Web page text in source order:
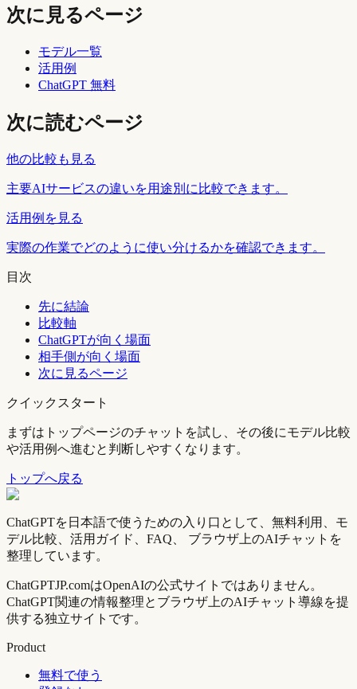
次に見るページ
モデル一覧
活用例
ChatGPT 無料
次に読むページ
他の比較も見る
主要AIサービスの違いを用途別に比較できます。
活用例を見る
実際の作業でどのように使い分けるかを確認できます。
目次
先に結論
比較軸
ChatGPTが向く場面
相手側が向く場面
次に見るページ
クイックスタート
まずはトップページのチャットを試し、その後にモデル比較
や活用例へ進むと判断しやすくなります。
トップへ戻る
ChatGPTを日本語で使うための入り口として、無料利用、モ
デル比較、活用ガイド、FAQ、 ブラウザ上のAIチャットを
整理しています。
ChatGPTJP.comはOpenAIの公式サイトではありません。
ChatGPT関連の情報整理とブラウザ上のAIチャット導線を提
供する独立サイトです。
Product
無料で使う